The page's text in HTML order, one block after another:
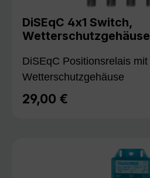
DiSEqC 4x1 Switch,
Wetterschutzgehäuse
DiSEqC Positionsrelais mit
Wetterschutzgehäuse
Regulärer Preis:
29,00 €